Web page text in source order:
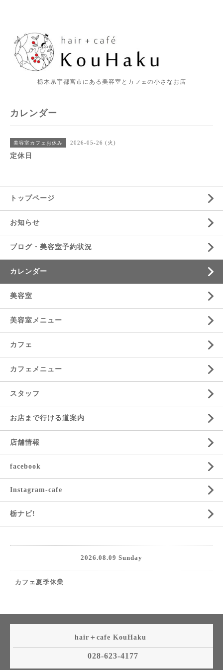
栃木県宇都宮市にある美容室とカフェの小さなお店
カレンダー
美容室カフェお休み 2026-05-26 (火)
定休日
トップページ
お知らせ
ブログ・美容室予約状況
カレンダー
美容室
美容室メニュー
カフェ
カフェメニュー
スタッフ
お店まで行ける道案内
店舗情報
facebook
Instagram-cafe
栃ナビ!
2026.08.09 Sunday
カフェ夏季休業
hair＋cafe KouHaku
028-623-4177